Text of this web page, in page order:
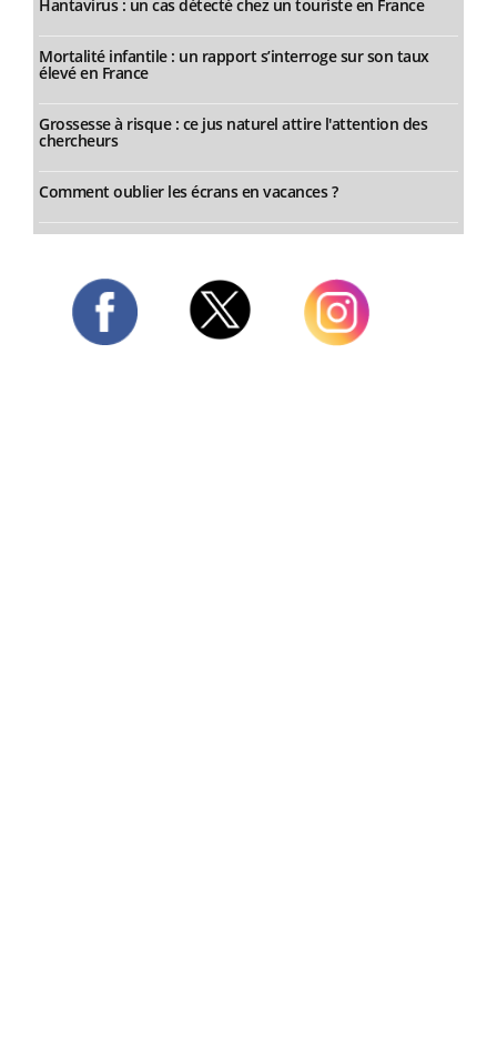
Hantavirus : un cas détecté chez un touriste en France
Mortalité infantile : un rapport s’interroge sur son taux
élevé en France
Grossesse à risque : ce jus naturel attire l'attention des
chercheurs
Comment oublier les écrans en vacances ?